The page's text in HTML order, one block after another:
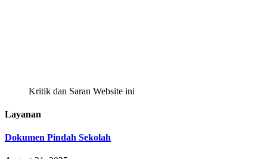
Kritik dan Saran Website ini
Layanan
Dokumen Pindah Sekolah